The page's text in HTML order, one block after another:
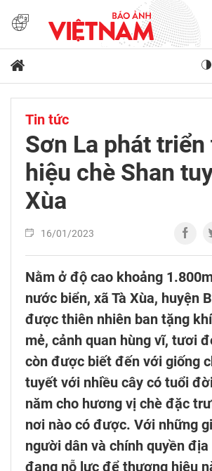
Tin tức
Sơn La phát
hiệu chè Shan
Xùa
16/01/2023
Nằm ở độ cao khoảng
nước biển, xã Tà Xùa, huyện
được thiên nhiên ban tặng
mẻ, cảnh quan hùng vĩ, tươi
còn được biết đến với giống
tuyết với nhiều cây có tuổi
năm cho hương vị chè đặc
nơi nào có được. Với những
người dân và chính quyền
đang nỗ lực để thương hiệu